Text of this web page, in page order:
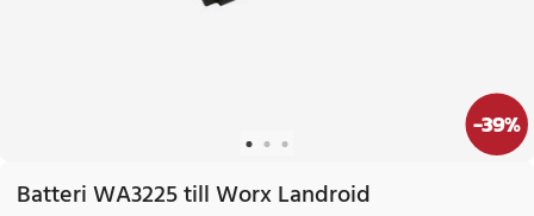
-39%
Batteri WA3225 till Worx Landroid